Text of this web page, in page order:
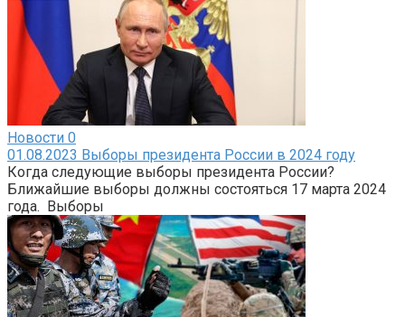
Новости 0
01.08.2023 Выборы президента России в 2024 году
Когда следующие выборы президента России?
Ближайшие выборы должны состояться 17 марта 2024
года. Выборы